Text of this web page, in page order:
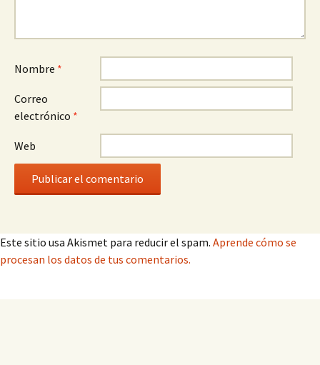
Nombre *
Correo
electrónico *
Web
Este sitio usa Akismet para reducir el spam. Aprende cómo se
procesan los datos de tus comentarios.